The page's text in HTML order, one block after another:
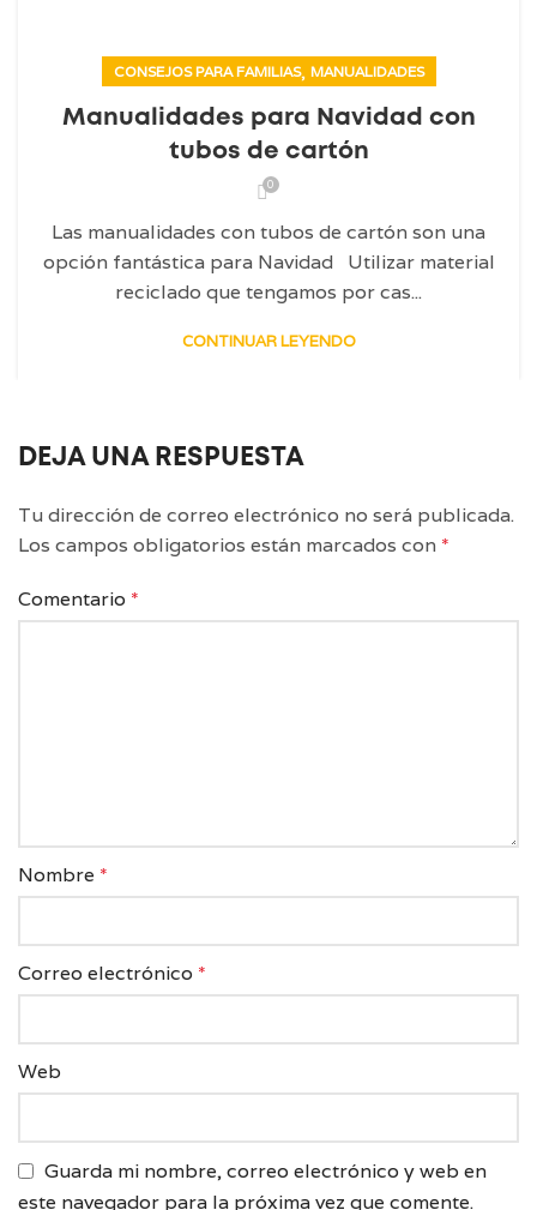
CONSEJOS PARA FAMILIAS, MANUALIDADES
Manualidades para Navidad con
tubos de cartón
0
Las manualidades con tubos de cartón son una
opción fantástica para Navidad Utilizar material
reciclado que tengamos por cas...
CONTINUAR LEYENDO
DEJA UNA RESPUESTA
Tu dirección de correo electrónico no será publicada.
Los campos obligatorios están marcados con *
Comentario *
Nombre *
Correo electrónico *
Web
Guarda mi nombre, correo electrónico y web en
este navegador para la próxima vez que comente.